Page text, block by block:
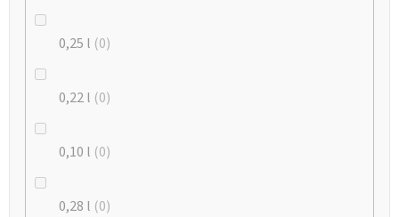
0,25 l 0
0,22 l 0
0,10 l 0
0,28 l 0